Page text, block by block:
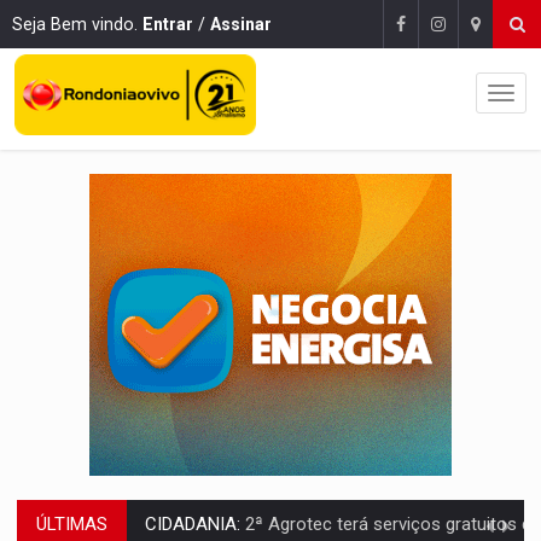
Seja Bem vindo. Entrar / Assinar
ÚLTIMAS ACESSO:Moradores de RO podem receber a antena parabólica gratuita do